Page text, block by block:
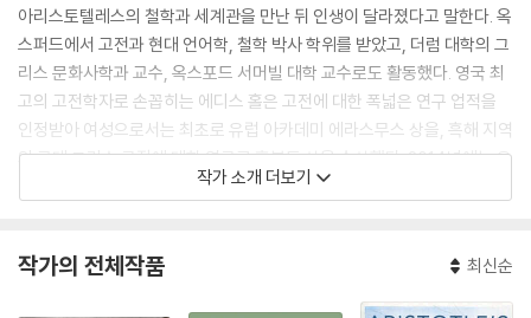
아리스토텔레스의 철학과 세계관을 만난 뒤 인생이 달라졌다고 말한다. 옥
스퍼드에서 고전과 현대 언어학, 철학 박사 학위를 받았고, 더럼 대학의 그
리스 문화사학과 교수, 옥스포드 서머빌 대학 교수로도 활동했다. 영국 최
고의 고전학자로 손꼽히는 에디스 홀은 고전에 대한 폭넓은 연구 업적을
인정받아 여성으로서는 최초로 유럽 아카데미 에라스무스 상을, 흑해 지역
의 고대 그리스 극장에 대한 연구로 훔볼트 상을 수상했다. 2014년에는 유
럽 아카데미에 선출되었고 2017년에는 아테네대학교에서 명예박사 학위
에디스 홀은 심도 깊은 고전 연구뿐만 아니라 유쾌한 강연 스타일로도 인
기가 높은데, TV와 라디오 등 다양한 언론 매체에 활발히 출연하고 있으며
작가 소개 더보기
작가의 전체작품 최신순